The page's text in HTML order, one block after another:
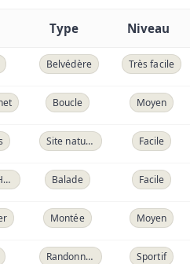
Type Niveau
Belvédère Très facile
Boucle Moyen
Site naturel Facile
Roques-Hautes Balade Facile
Montée Moyen
Randonnée Sportif